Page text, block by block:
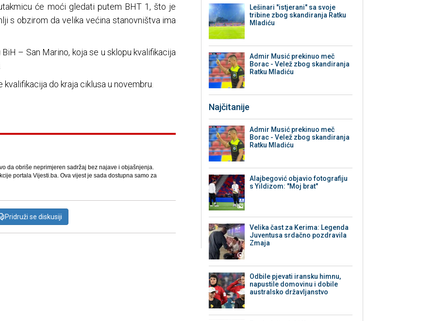
će moći gledati putem BHT 1, što je
s obzirom da velika većina stanovništva ima
– San Marino, koja se u sklopu kvalifikacija
do kraja ciklusa u novembru.
da obriše neprimjeren sadržaj bez najave i objašnjenja.
portala Vijesti.ba. Ova vijest je sada dostupna samo za
Pridruži se diskusiji
Lešinari "istjerani" sa svoje
tribine zbog skandiranja Ratku
Mladiću
Admir Musić prekinuo meč
Borac - Velež zbog skandiranja
Ratku Mladiću
Najčitanije
Admir Musić prekinuo meč
Borac - Velež zbog skandiranja
Ratku Mladiću
Alajbegović objavio fotografiju
s Yildizom: "Moj brat"
Velika čast za Kerima: Legenda
Juventusa srdačno pozdravila
Zmaja
Odbile pjevati iransku himnu,
napustile domovinu i dobile
australsko državljanstvo